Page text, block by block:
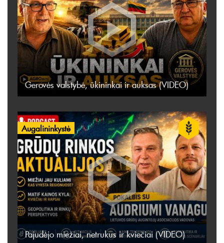
Gerovės valstybė, ūkininkai ir auksas (VIDEO)
Augalininkystė
Pajudėjo miežiai, netrukus ir kviečiai (VIDEO)